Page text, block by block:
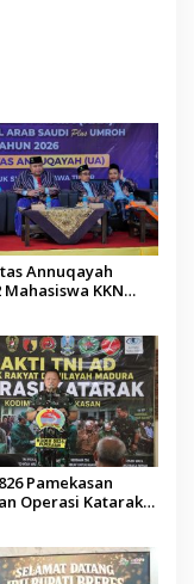
Annuqayah
Mahasiswa KKN
Pamekasan
Operasi Katarak